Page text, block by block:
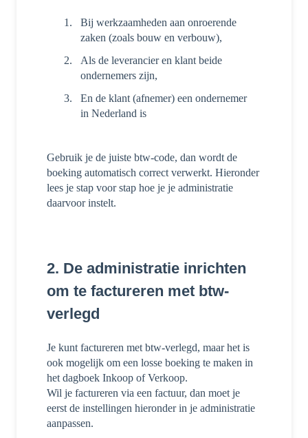
Bij werkzaamheden aan onroerende
zaken (zoals bouw en verbouw),
Als de leverancier en klant beide
ondernemers zijn,
En de klant (afnemer) een ondernemer
in Nederland is
Gebruik je de juiste btw-code, dan wordt de
boeking automatisch correct verwerkt. Hieronder
lees je stap voor stap hoe je je administratie
daarvoor instelt.
2. De administratie inrichten
om te factureren met btw-
verlegd
Je kunt factureren met btw-verlegd, maar het is
ook mogelijk om een losse boeking te maken in
het dagboek Inkoop of Verkoop.
Wil je factureren via een factuur, dan moet je
eerst de instellingen hieronder in je administratie
aanpassen.